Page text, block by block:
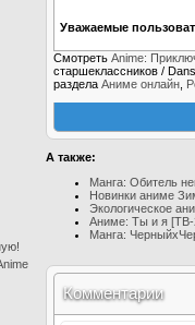
Уважаемые
Смотреть Anime:
старшеклассников /
раздела Аниме онлайн
А также:
Манга: Обитель
Новинки аниме
Экологическое
Аниме: Ты и я [ТВ-
Манга:
Комментарии